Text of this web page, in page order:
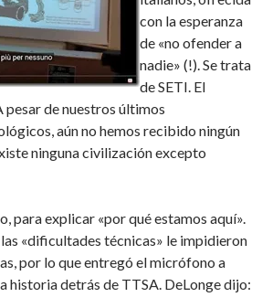
con la esperanza
de «no ofender a
nadie» (!). Se trata
de SETI. El
pesar de nuestros últimos
aún no hemos recibido ningún
ninguna civilización excepto
para explicar «por qué estamos aquí».
«dificultades técnicas» le impidieron
por lo que entregó el micrófono a
historia detrás de TTSA. DeLonge dijo: